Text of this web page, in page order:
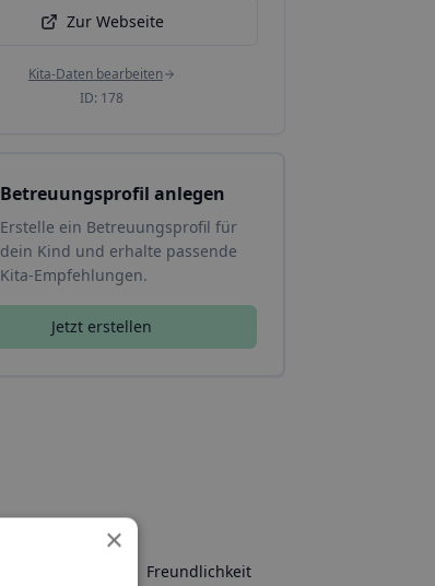
Zur Webseite
Kita-Daten bearbeiten
ID: 178
Betreuungsprofil anlegen
Erstelle ein Betreuungsprofil für
dein Kind und erhalte passende
Kita-Empfehlungen.
Jetzt erstellen
Freundlichkeit
×